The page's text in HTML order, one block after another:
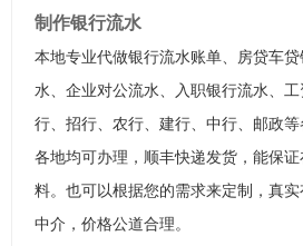
制作银行流水
本地专业代做银行流水账单、房贷车
水、企业对公流水、入职银行流水、
行、招行、农行、建行、中行、邮政
各地均可办理，顺丰快递发货，能保
料。也可以根据您的需求来定制，真
中介，价格公道合理。